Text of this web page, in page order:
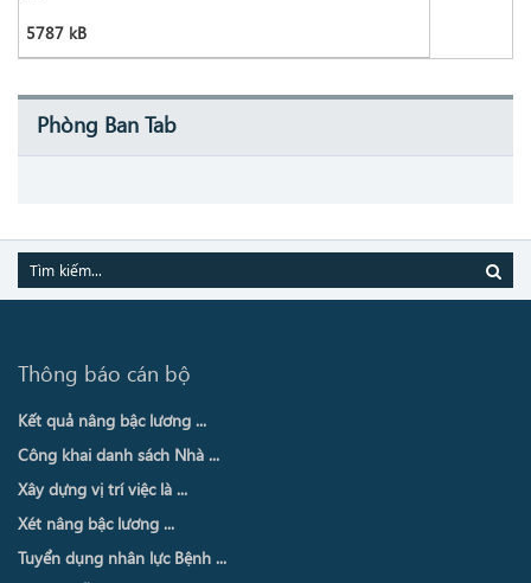
5787 kB
Phòng Ban Tab
Thông báo cán bộ
Kết quả nâng bậc lương ...
Công khai danh sách Nhà ...
Xây dựng vị trí việc là ...
Xét nâng bậc lương ...
Tuyển dụng nhân lực Bệnh ...